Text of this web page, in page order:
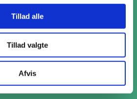
Tillad alle
Tillad valgte
Afvis